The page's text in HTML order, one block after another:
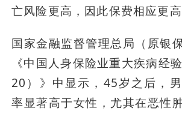
亡风险更高，因此保费相应更高
国家金融监督管理总局（原银
《中国人身保险业重大疾病经
20）》中显示，45岁之后，
率显著高于女性，尤其在恶性